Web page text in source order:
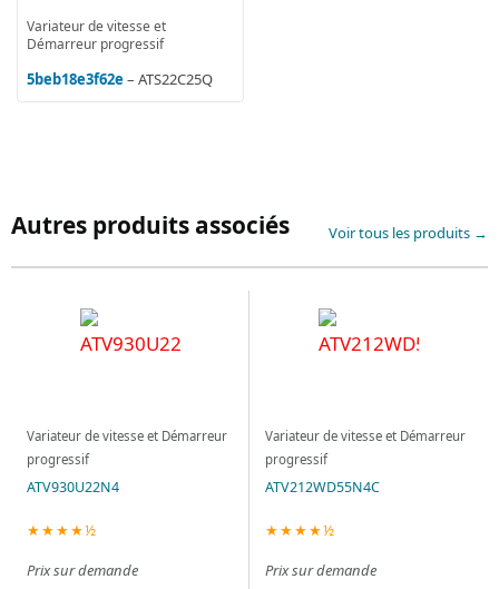
Variateur de vitesse et
Démarreur progressif
5beb18e3f62e– ATS22C25Q
Autres produits associés Voir tous les produits →
Variateur de vitesse et Démarreur
progressif
ATV930U22N4
★★★★½
Prix sur demande
Variateur de vitesse et Démarreur
progressif
ATV212WD55N4C
★★★★½
Prix sur demande